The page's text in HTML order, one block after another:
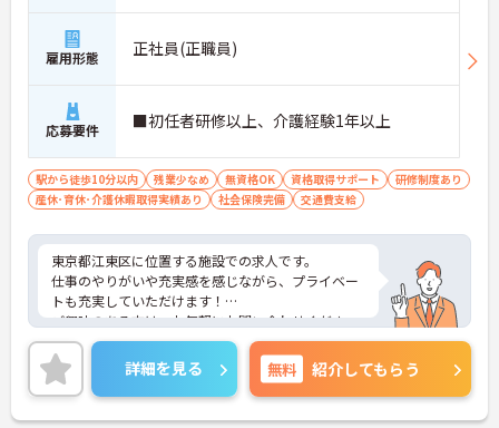
雇用形態 正社員(正職員)
応募要件 ■初任者研修以上、介護経験1年以上
駅から徒歩10分以内 残業少なめ 無資格OK 資格取得サポート
研修制度あり
産休･育休･介護休暇取得実績あり
社会保険完備 交通費支給
東京都江東区に位置する施設での求人です。
仕事のやりがいや充実感を感じながら、プライベー
トも充実していただけます！
ご興味のある方は、お気軽にお問い合わせくださ
い。
詳細を見る 無料 紹介してもらう